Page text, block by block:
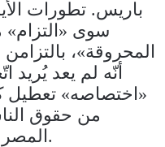
باريس. تطورات
سوى
المحروقة»،
أنّه لم يعد يُريد
«اختصاصه» تعطيل
من حقوق
المصرفي على حساب المواطنين.